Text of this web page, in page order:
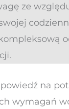
ze
na
wymagań